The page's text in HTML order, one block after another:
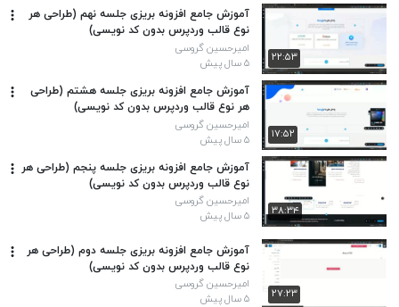
۲۲:۵۳
آموزش جامع افزونه بریزی جلسه نهم (طراحی هر
نوع قالب وردپرس بدون کد نویسی)
امیرحسین گروسی
۵ سال پیش
۱۷:۵۲
آموزش جامع افزونه بریزی جلسه هشتم (طراحی
هر نوع قالب وردپرس بدون کد نویسی)
امیرحسین گروسی
۵ سال پیش
۳۸:۳۴
آموزش جامع افزونه بریزی جلسه پنجم (طراحی هر
نوع قالب وردپرس بدون کد نویسی)
امیرحسین گروسی
۵ سال پیش
۲۷:۲۳
آموزش جامع افزونه بریزی جلسه دوم (طراحی هر
نوع قالب وردپرس بدون کد نویسی)
امیرحسین گروسی
۵ سال پیش